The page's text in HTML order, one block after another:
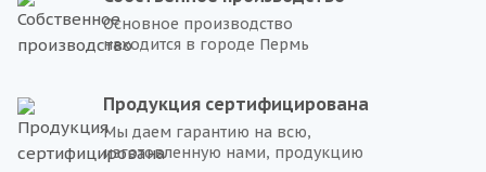
Основное производство
находится в городе Пермь
Продукция сертифицирована
Мы даем гарантию на всю,
изготовленную нами, продукцию